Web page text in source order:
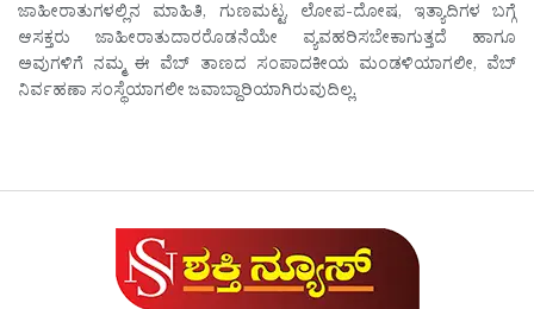
ಜಾಹೀರಾತುಗಳಲ್ಲಿನ ಮಾಹಿತಿ, ಗುಣಮಟ್ಟ, ಲೋಪ-ದೋಷ, ಇತ್ಯಾದಿಗಳ ಬಗ್ಗೆ
ಆಸಕ್ತರು ಜಾಹೀರಾತುದಾರರೊಡನೆಯೇ ವ್ಯವಹರಿಸಬೇಕಾಗುತ್ತದೆ ಹಾಗೂ
ಅವುಗಳಿಗೆ ನಮ್ಮ ಈ ವೆಬ್ ತಾಣದ ಸಂಪಾದಕೀಯ ಮಂಡಳಿಯಾಗಲೀ, ವೆಬ್
ನಿರ್ವಹಣಾ ಸಂಸ್ಥೆಯಾಗಲೀ ಜವಾಬ್ದಾರಿಯಾಗಿರುವುದಿಲ್ಲ.